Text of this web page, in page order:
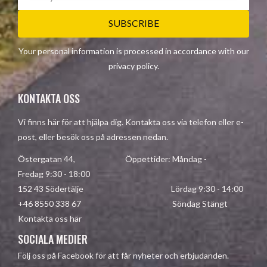
SUBSCRIBE
Your personal information is processed in accordance with our
privacy policy.
KONTAKTA OSS
Vi finns här för att hjälpa dig. Kontakta oss via telefon eller e-
post, eller besök oss på adressen nedan.
Östergatan 44, Öppettider: Måndag -
Fredag 9:30 - 18:00
152 43 Södertälje Lördag 9:30 - 14:00
+46 8550 338 67 Söndag Stängt
Kontakta oss här
SOCIALA MEDIER
Följ oss på Facebook för att får nyheter och erbjudanden.